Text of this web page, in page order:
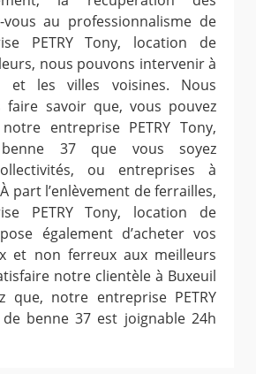
au professionnalisme de
PETRY Tony, location de
nous pouvons intervenir à
et les villes voisines. Nous
savoir que, vous pouvez
entreprise PETRY Tony,
37 que vous soyez
ou entreprises à
part l’enlèvement de ferrailles,
PETRY Tony, location de
également d’acheter vos
et non ferreux aux meilleurs
notre clientèle à Buxeuil
que, notre entreprise PETRY
benne 37 est joignable 24h